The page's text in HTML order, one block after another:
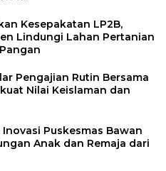
Kesepakatan LP2B,
Lindungi Lahan Pertanian
Pengajian Rutin Bersama
Nilai Keislaman dan
Inovasi Puskesmas Bawan
Anak dan Remaja dari